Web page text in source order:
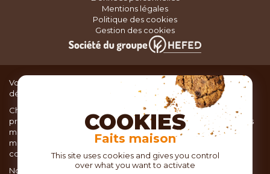
Mentions légales
Politique des cookies
Gestion des cookies
Vous recherchez du matériel de cuisine pour concocter de
délicieux plats ou des pâtisseries dignes d’un grand chef ?
Chez TOC, boutique d’ustensiles de cuisine, nous vous
proposons une large sélection de produits issus des meilleures
marques de matériel de cuisine: Ustensiles de pâtisserie,
matériel de cuisson, service de table, ustensiles de cuisine,
coutellerie, set picnic.
Nous vous réservons un accueil chaleureux au sein de nos 21
COOKIES
Faits maison
This site uses cookies and gives you control
over what you want to activate